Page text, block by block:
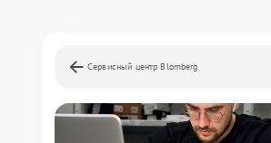
Сервисный центр Blomberg